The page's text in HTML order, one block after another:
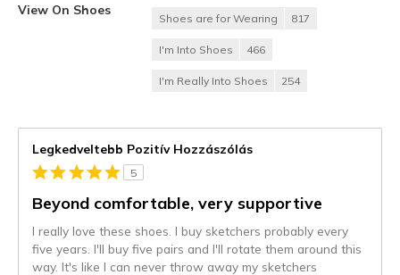
View On Shoes
Shoes are for Wearing 817
I'm Into Shoes 466
I'm Really Into Shoes 254
Legkedveltebb Pozitív Hozzászólás
5
Beyond comfortable, very supportive
I really love these shoes. I buy sketchers probably every
five years. I'll buy five pairs and I'll rotate them around this
way. It's like I can never throw away my sketchers